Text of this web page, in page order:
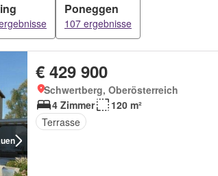
Poneggen
107 ergebnisse
€ 429 900
Schwertberg, Oberösterreich
4 Zimmer
120 m²
Terrasse